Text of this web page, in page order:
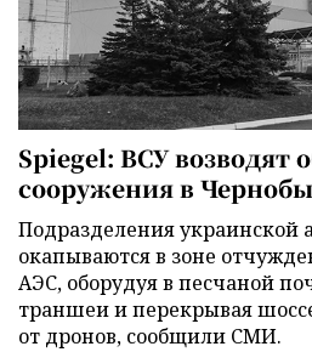
Spiegel: ВСУ возводят
сооружения в
Подразделения
окапываются в зоне
АЭС, оборудуя в песчаной
траншеи и перекрывая
от дронов, сообщили СМИ.